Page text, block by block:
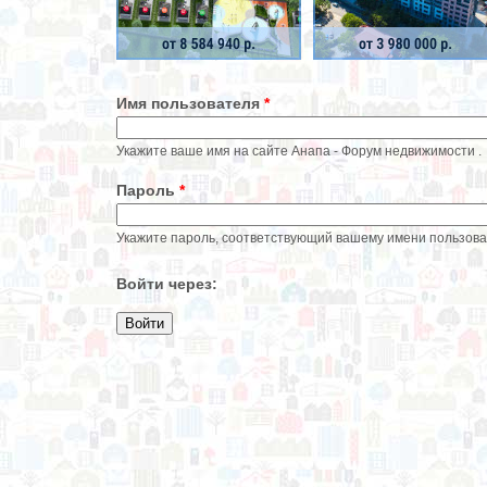
Имя пользователя *
Укажите ваше имя на сайте Анапа - Форум недвижимости .
Пароль *
Укажите пароль, соответствующий вашему имени
Войти через: